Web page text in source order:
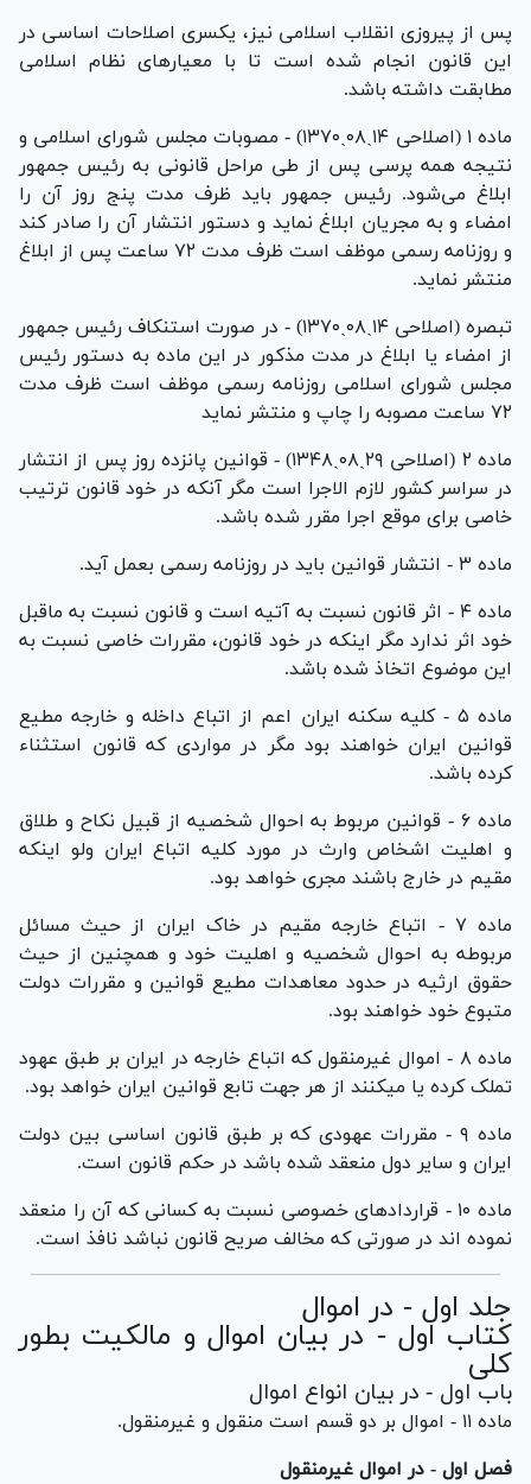
پس از پیروزی انقلاب اسلامی نیز، یکسری اصلاحات اساسی در
این قانون انجام شده است تا با معیار‌های نظام اسلامی
مطابقت داشته باشد.
ماده ۱ (اصلاحی ۱۴ˏ۰۸ˏ۱۳۷۰) - مصوبات مجلس شورای اسلامی و
نتیجه همه پرسی پس از طی مراحل قانونی به رئیس جمهور
ابلاغ می‌شود. رئیس جمهور باید ظرف مدت پنج روز آن را
امضاء و به مجریان ابلاغ نماید و دستور انتشار آن را صادر کند
و روزنامه رسمی موظف است ظرف مدت ۷۲ ساعت پس از ابلاغ
منتشر نماید.
تبصره (اصلاحی ۱۴ˏ۰۸ˏ۱۳۷۰) - در صورت استنکاف رئیس جمهور
از امضاء یا ابلاغ در مدت مذکور در این ماده به دستور رئیس
مجلس شورای اسلامی روزنامه رسمی موظف است ظرف مدت
۷۲ ساعت مصوبه را چاپ و منتشر نماید
ماده ۲ (اصلاحی ۲۹ˏ۰۸ˏ۱۳۴۸) - قوانین پانزده روز پس از انتشار
در سراسر کشور لازم الاجرا است مگر آنکه در خود قانون ترتیب
خاصی برای موقع اجرا مقرر شده باشد.
ماده ۳ - انتشار قوانین باید در روزنامه رسمی بعمل آید.
ماده ۴ - اثر قانون نسبت به آتیه است و قانون نسبت به ماقبل
خود اثر ندارد مگر اینکه در خود قانون، مقررات خاصی نسبت به
این موضوع اتخاذ شده باشد.
ماده ۵ - کلیه سکنه ایران اعم از اتباع داخله و خارجه مطیع
قوانین ایران خواهند بود مگر در مواردی که قانون استثناء
کرده باشد.
ماده ۶ - قوانین مربوط به احوال شخصیه از قبیل نکاح و طلاق
و اهلیت اشخاص وارث در مورد کلیه اتباع ایران ولو اینکه
مقیم در خارج باشند مجری خواهد بود.
ماده ۷ - اتباع خارجه مقیم در خاک ایران از حیث مسائل
مربوطه به احوال شخصیه و اهلیت خود و همچنین از حیث
حقوق ارثیه در حدود معاهدات مطیع قوانین و مقررات دولت
متبوع خود خواهند بود.
ماده ۸ - اموال غیرمنقول که اتباع خارجه در ایران بر طبق عهود
تملک کرده یا میکنند از هر جهت تابع قوانین ایران خواهد بود.
ماده ۹ - مقررات عهودی که بر طبق قانون اساسی بین دولت
ایران و سایر دول منعقد شده باشد در حکم قانون است.
ماده ۱۰ - قرارداد‌های خصوصی نسبت به کسانی که آن را منعقد
نموده اند در صورتی که مخالف صریح قانون نباشد نافذ است.
جلد اول - در اموال
کتاب اول - در بیان اموال و مالکیت بطور
کلی
باب اول - در بیان انواع اموال
ماده ۱۱ - اموال بر دو قسم است منقول و غیرمنقول.
فصل اول - در اموال غیرمنقول